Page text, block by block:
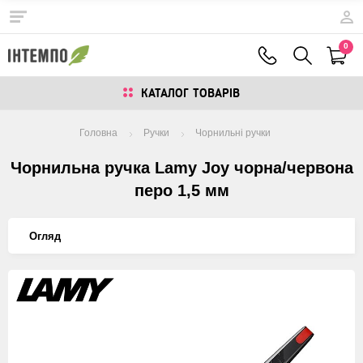
0
КАТАЛОГ ТОВАРIВ
Головна Ручки Чорнильні ручки
Чорнильна ручка Lamy Joy чорна/червона
перо 1,5 мм
Огляд
Изображения